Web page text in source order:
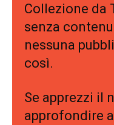
Collezione da
senza
nessuna
così.
Se apprezzi il
approfondire